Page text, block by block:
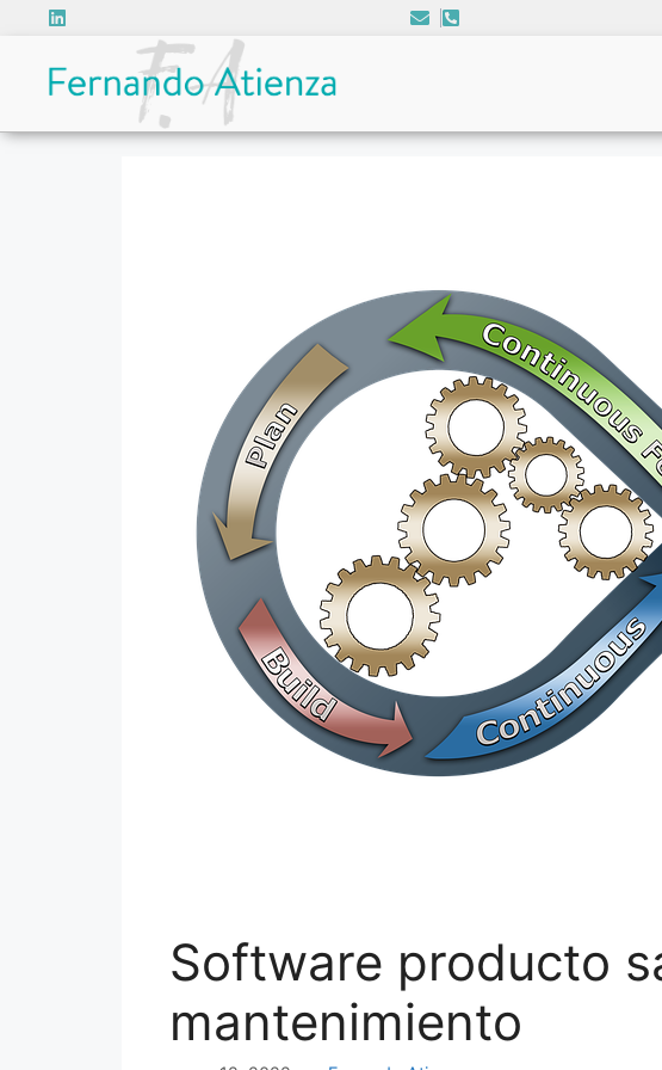
Software producto
mantenimiento